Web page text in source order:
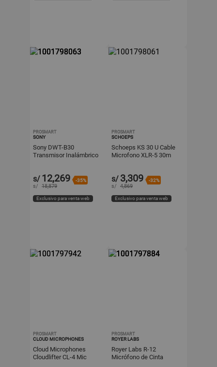
PROSMART
SONY
Sony DWT-B30
Transmisor Inalámbrico
Batería,
s/ 12,269 -35%
s/ 18,879
Exclusivo para venta web
PROSMART
SCHOEPS
Schoeps KS 30 U Cable
Microfono XLR-5 30m
s/ 3,309 -32%
s/ 4,869
Exclusivo para venta web
PROSMART
CLOUD MICROPHONES
Cloud Microphones
Cloudlifter CL-4 Mic
PROSMART
ROYER LABS
Royer Labs R-12
Micrófono de Cinta